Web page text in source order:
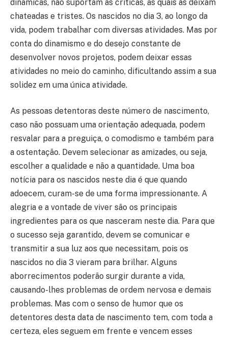
dinâmicas, não suportam as críticas, as quais as deixam
chateadas e tristes. Os nascidos no dia 3, ao longo da
vida, podem trabalhar com diversas atividades. Mas por
conta do dinamismo e do desejo constante de
desenvolver novos projetos, podem deixar essas
atividades no meio do caminho, dificultando assim a sua
solidez em uma única atividade.
As pessoas detentoras deste número de nascimento,
caso não possuam uma orientação adequada, podem
resvalar para a preguiça, o comodismo e também para
a ostentação. Devem selecionar as amizades, ou seja,
escolher a qualidade e não a quantidade. Uma boa
notícia para os nascidos neste dia é que quando
adoecem, curam-se de uma forma impressionante. A
alegria e a vontade de viver são os principais
ingredientes para os que nasceram neste dia. Para que
o sucesso seja garantido, devem se comunicar e
transmitir a sua luz aos que necessitam, pois os
nascidos no dia 3 vieram para brilhar. Alguns
aborrecimentos poderão surgir durante a vida,
causando-lhes problemas de ordem nervosa e demais
problemas. Mas com o senso de humor que os
detentores desta data de nascimento tem, com toda a
certeza, eles seguem em frente e vencem esses